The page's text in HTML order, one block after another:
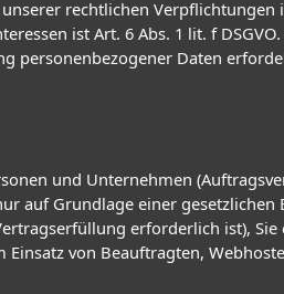
rechtlichen Verpflichtungen
ist Art. 6 Abs. 1 lit. f
Daten
und Unternehmen
auf Grundlage einer
erforderlich ist),
von Beauftragten,